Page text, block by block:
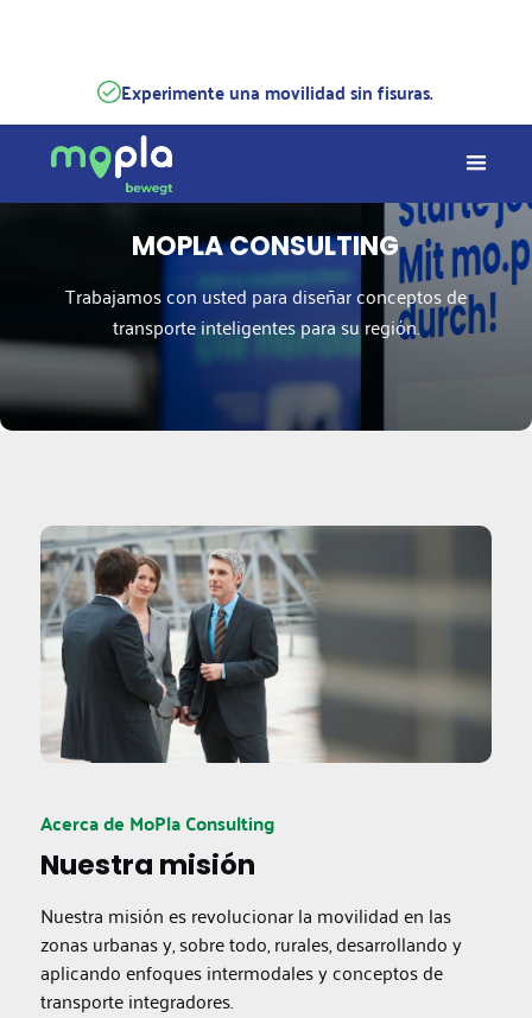
Experimente una movilidad sin fisuras.
MOPLA CONSULTING
Trabajamos con usted para diseñar conceptos de
transporte inteligentes para su región.
Acerca de MoPla Consulting
Nuestra misión
Nuestra misión es revolucionar la movilidad en las
zonas urbanas y, sobre todo, rurales, desarrollando y
aplicando enfoques intermodales y conceptos de
transporte integradores.